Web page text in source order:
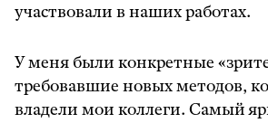
участвовали в наших работах.
У меня были конкретные
требовавшие новых методов,
владели мои коллеги. Самый